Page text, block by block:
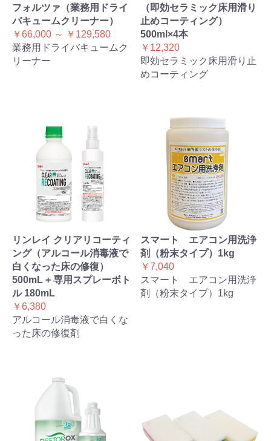
フォルツァ（業務用ドライ
バキュームクリーナー）
￥66,000 ～ ￥129,580
業務用ドライバキュームク
リーナー
（即効セラミック床用滑り
止めコーティング）
500ml×4本
￥12,320
即効セラミック床用滑り止
めコーティング
リンレイ クリアリコーティ
ング（アルコール消毒液で
白くなった床の修復）
500mL + 専用スプレーボト
ル 180mL
￥6,380
アルコール消毒液で白くな
った床の修復剤
スマート エアコン用洗浄
剤（粉末タイプ）1kg
￥7,040
スマート エアコン用洗浄
剤（粉末タイプ）1kg